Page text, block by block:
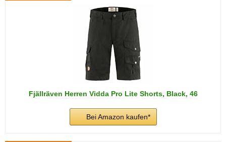
Fjällräven Herren Vidda Pro Lite Shorts, Black, 46
Bei Amazon kaufen*